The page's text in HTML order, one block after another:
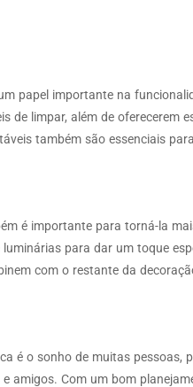
papel importante na
de limpar, além de oferecerem
também são essenciais
é importante para torná-la
para dar um toque
com o restante da
é o sonho de muitas pessoas,
amigos. Com um bom